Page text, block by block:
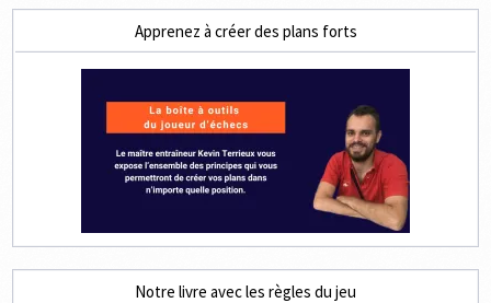
Apprenez à créer des plans forts
Notre livre avec les règles du jeu